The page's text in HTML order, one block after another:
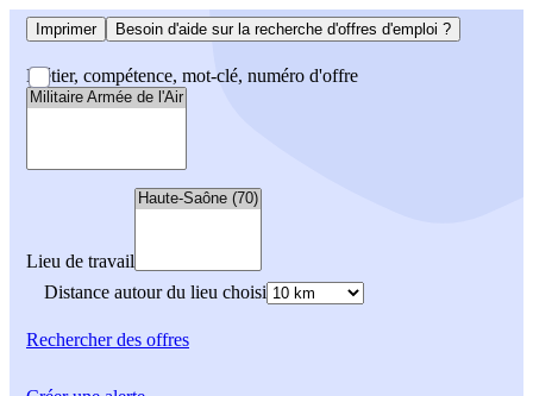
Imprimer Besoin d'aide sur la recherche d'offres d'emploi ?
Métier, compétence, mot-clé, numéro d'offre
Lieu de travail
Distance autour du lieu choisi
Rechercherdes offres